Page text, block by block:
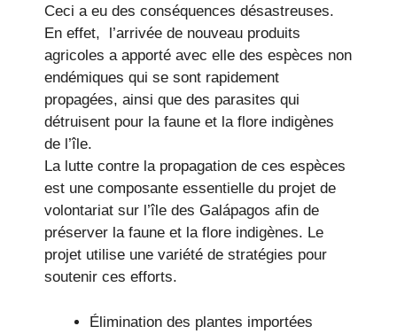
Ceci a eu des conséquences désastreuses.
En effet, l’arrivée de nouveau produits
agricoles a apporté avec elle des espèces non
endémiques qui se sont rapidement
propagées, ainsi que des parasites qui
détruisent pour la faune et la flore indigènes
de l’île.
La lutte contre la propagation de ces espèces
est une composante essentielle du projet de
volontariat sur l’île des Galápagos afin de
préserver la faune et la flore indigènes. Le
projet utilise une variété de stratégies pour
soutenir ces efforts.
Élimination des plantes importées